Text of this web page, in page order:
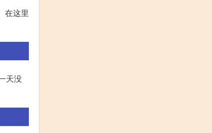
在这里
天没